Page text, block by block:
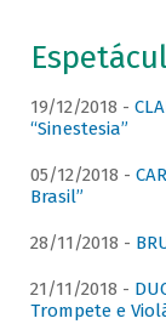
19/12/2018 -
“Sinestesia”
05/12/2018 -
Brasil”
28/11/2018 -
21/11/2018 -
Trompete e